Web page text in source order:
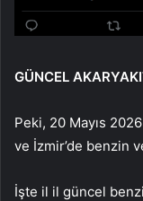
GÜNCEL
Peki, 20 Mayıs
ve İzmir’de benzin
İşte il il güncel